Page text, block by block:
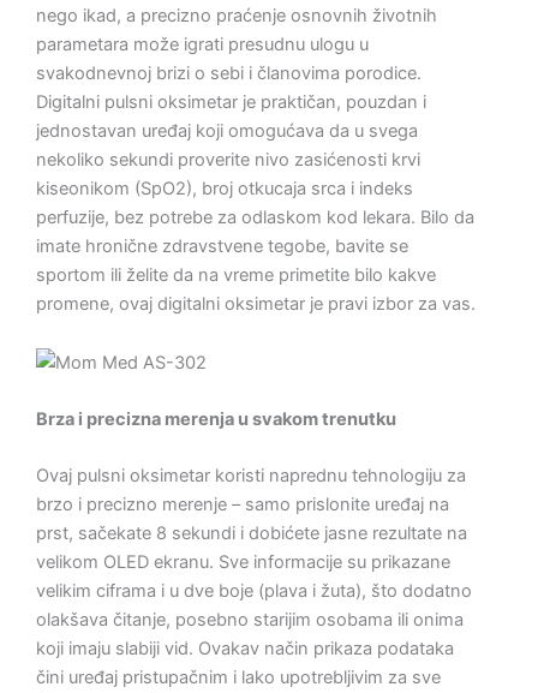
nego ikad, a precizno praćenje osnovnih životnih
parametara može igrati presudnu ulogu u
svakodnevnoj brizi o sebi i članovima porodice.
Digitalni pulsni oksimetar je praktičan, pouzdan i
jednostavan uređaj koji omogućava da u svega
nekoliko sekundi proverite nivo zasićenosti krvi
kiseonikom (SpO2), broj otkucaja srca i indeks
perfuzije, bez potrebe za odlaskom kod lekara. Bilo da
imate hronične zdravstvene tegobe, bavite se
sportom ili želite da na vreme primetite bilo kakve
promene, ovaj digitalni oksimetar je pravi izbor za vas.
Brza i precizna merenja u svakom trenutku
Ovaj pulsni oksimetar koristi naprednu tehnologiju za
brzo i precizno merenje – samo prislonite uređaj na
prst, sačekate 8 sekundi i dobićete jasne rezultate na
velikom OLED ekranu. Sve informacije su prikazane
velikim ciframa i u dve boje (plava i žuta), što dodatno
olakšava čitanje, posebno starijim osobama ili onima
koji imaju slabiji vid. Ovakav način prikaza podataka
čini uređaj pristupačnim i lako upotrebljivim za sve